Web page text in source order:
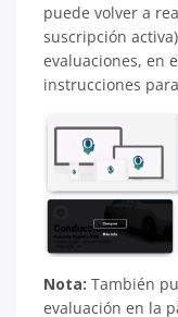
puede volver a
suscripción
evaluaciones, en
instrucciones
Nota: También
evaluación en la